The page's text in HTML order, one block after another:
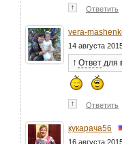
↑ Ответить
vera-
14 августа
↑ Ответ для
↑ Ответить
кукарача56
16 августа